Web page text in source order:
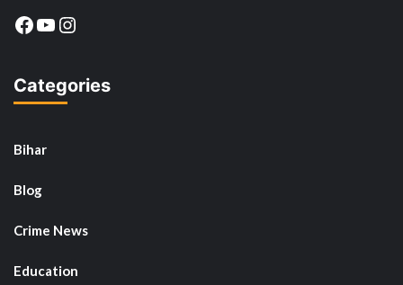
Facebook
YouTube
Instagram
Categories
Bihar
Blog
Crime News
Education